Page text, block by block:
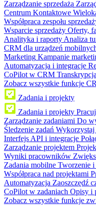
Zarządzanie sprzedażą
Centrum Kontaktowe
Współpraca zespołu
Wsparcie sprzedaży Oferty,
Analityka i raporty Analiza
CRM dla urządzeń
Marketing Kampanie
Automatyzacja i integracje
CoPilot w CRM
Zobacz wszystkie funkcje
Zadania i projekty
Zadania i projekty
Zarządzanie zadaniami Do
Śledzenie zadań Wykorzystaj
Interfejs API i integracje
Zarządzanie projektem
Wyniki pracowników
Zadania mobilne Tworzenie i
Współpraca nad projektami
Automatyzacja Zaoszczędź
CoPilot w zadaniach Opisy i
Zobacz wszystkie funkcje